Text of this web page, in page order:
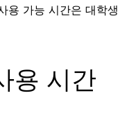
용 가능 시간은 대학생
용 시간